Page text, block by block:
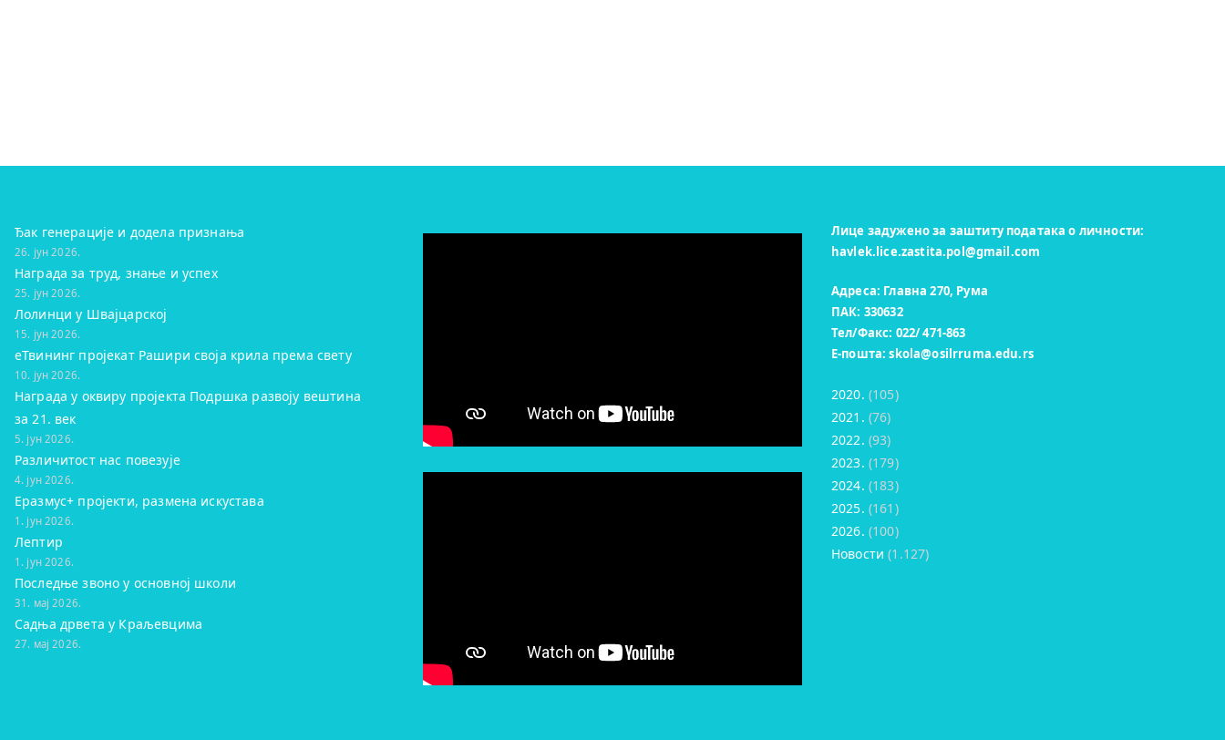
Ђак генерације и додела признања
26. јун 2026.
Награда за труд, знање и успех
25. јун 2026.
Лолинци у Швајцарској
15. јун 2026.
eТвининг пројекат Рашири своја крила према свету
10. јун 2026.
Награда у оквиру пројекта Подршка развоју вештина
за 21. век
5. јун 2026.
Различитост нас повезује
4. јун 2026.
Еразмус+ пројекти, размена искустава
1. јун 2026.
Лептир
1. јун 2026.
Последње звоно у основној школи
31. мај 2026.
Садња дрвета у Краљевцима
27. мај 2026.
Лице задужено за заштиту података о личности:
havlek.lice.zastita.pol@gmail.com
Адреса: Главна 270, Рума
ПАК: 330632
Тел/Факс: 022/ 471-863
Е-пошта:skola@osilrruma.edu.rs
2020. (105)
2021. (76)
2022. (93)
2023. (179)
2024. (183)
2025. (161)
2026. (100)
Новости (1.127)